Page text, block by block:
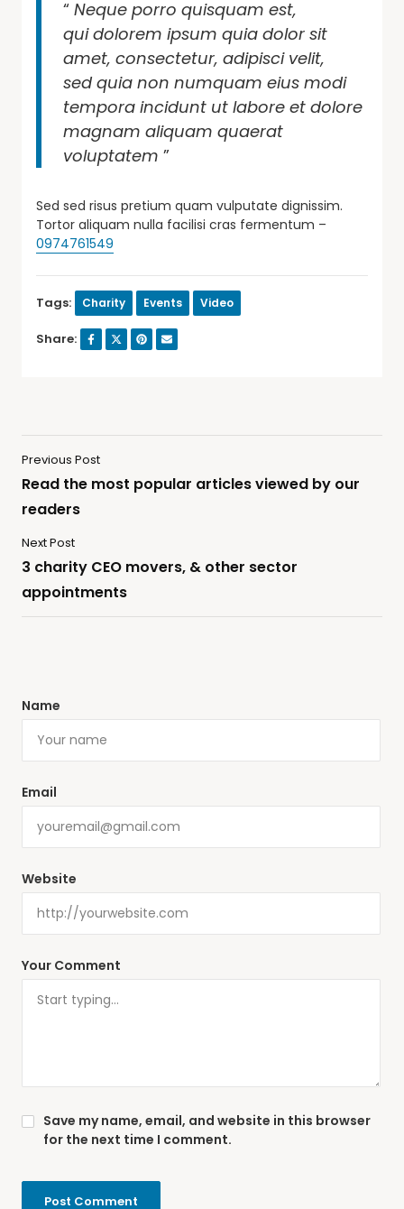
“ Neque porro quisquam est,
qui dolorem ipsum quia dolor sit
amet, consectetur, adipisci velit,
sed quia non numquam eius modi
tempora incidunt ut labore et dolore
magnam aliquam quaerat
voluptatem ”
Sed sed risus pretium quam vulputate dignissim.
Tortor aliquam nulla facilisi cras fermentum –
0974761549
Tags: Charity Events Video
Share:
Previous Post
Read the most popular articles viewed by our
readers
Next Post
3 charity CEO movers, & other sector
appointments
Your Comment
Name
Email
Website
Save my name, email, and website in this browser
for the next time I comment.